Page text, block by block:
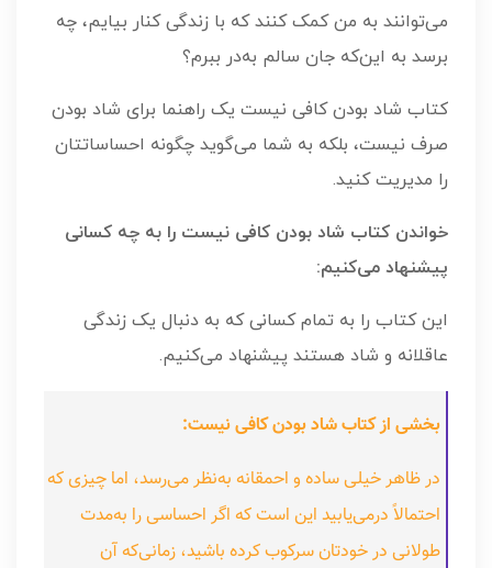
می‌توانند به من کمک کنند که با زندگی کنار بیایم، چه
برسد به این‌که جان سالم به‌در ببرم؟
کتاب شاد بودن کافی نیست یک راهنما برای شاد بودن
صرف نیست، بلکه به شما می‌گوید چگونه احساساتتان
را مدیریت کنید.
خواندن کتاب شاد بودن کافی نیست را به چه کسانی
پیشنهاد می‌کنیم:
این کتاب را به تمام کسانی که به دنبال یک زندگی
عاقلانه و شاد هستند پیشنهاد می‌کنیم.
بخشی از کتاب شاد بودن کافی نیست:
در ظاهر خیلی ساده و احمقانه به‌نظر می‌رسد، اما چیزی که
احتمالاً درمی‌یابید این است که اگر احساسی را به‌مدت
طولانی در خودتان سرکوب کرده باشید، زمانی‌که آن